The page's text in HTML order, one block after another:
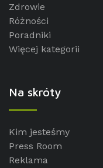
Zdrowie
Różności
Poradniki
Więcej kategorii
Na skróty
Kim jesteśmy
Press Room
Reklama